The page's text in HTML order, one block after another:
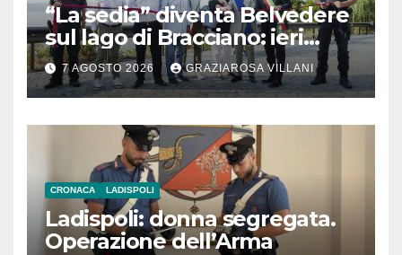
“La sedia” diventa Belvedere
sul lago di Bracciano: ieri
l’inaugurazione
7 AGOSTO 2026 GRAZIAROSA VILLANI
CRONACA LADISPOLI
Ladispoli: donna segregata.
Operazione dell’Arma